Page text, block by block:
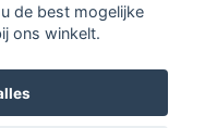
de best mogelijke
ons winkelt.